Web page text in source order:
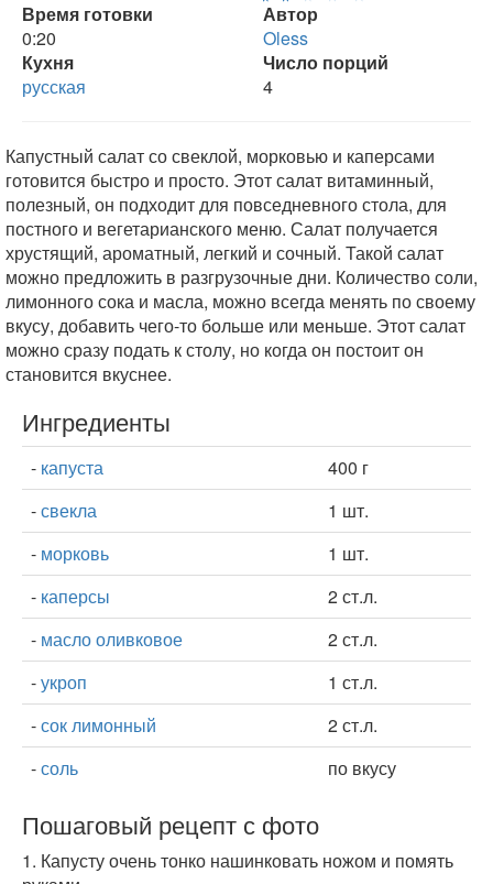
Время готовки
0:20
Автор
Oless
Кухня
русская
Число порций
4
Капустный салат со свеклой, морковью и каперсами
готовится быстро и просто. Этот салат витаминный,
полезный, он подходит для повседневного стола, для
постного и вегетарианского меню. Салат получается
хрустящий, ароматный, легкий и сочный. Такой салат
можно предложить в разгрузочные дни. Количество соли,
лимонного сока и масла, можно всегда менять по своему
вкусу, добавить чего-то больше или меньше. Этот салат
можно сразу подать к столу, но когда он постоит он
становится вкуснее.
Ингредиенты
- капуста
400 г
-свекла
1 шт.
- морковь
1 шт.
- каперсы
2 ст.л.
- масло оливковое
2 ст.л.
-укроп
1 ст.л.
-сок лимонный
2 ст.л.
-соль по вкусу
Пошаговый рецепт с фото
1. Капусту очень тонко нашинковать ножом и помять